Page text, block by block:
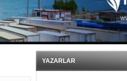
kazandı
ada!
alan ilk tersane oldu
ev sahipliği yapacak
tanker daha ekliyor
YAZARLAR